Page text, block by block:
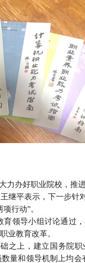
办好职业院校，推
平表示，下一步针
行动”。
领导小组讨论通过
业教育改革。
之上，建立国务院职
量和领导机制上均会